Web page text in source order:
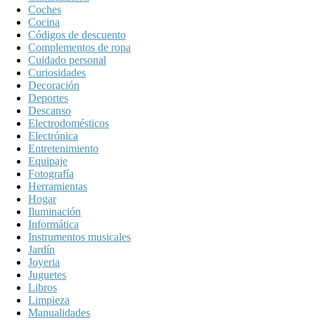
Coches
Cocina
Códigos de descuento
Complementos de ropa
Cuidado personal
Curiosidades
Decoración
Deportes
Descanso
Electrodomésticos
Electrónica
Entretenimiento
Equipaje
Fotografía
Herramientas
Hogar
Iluminación
Informática
Instrumentos musicales
Jardín
Joyeria
Juguetes
Libros
Limpieza
Manualidades